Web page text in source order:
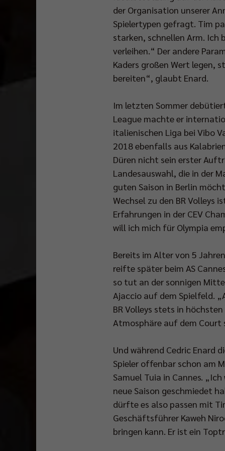
der Organisation unserer
Spielertypen gefragt. Tim
starken, schnellen Arm. Ich
verleihen.“ Der andere
Kaders großen Wert legen,
bereiten“, glaubt Enard.
Im letzten Sommer
League machte er
italienischen Liga bei Vibo
2018 ebenfalls aus
Düren nicht sein erster
Landesauswahl, die in der
guten Saison in Berlin
Wechsel zu den BR Volleys
Erfahrungen in der CEV
will ich mich für Olympia
Bereits im Alter von 5
reifte später beim AS
so tut an der sonnigen
Ajaccio auf dem Spielfeld.
BR Volleys stets in
Atmosphäre auf dem Court
Und während Cedric Enard
Spieler offenbar schon am
Samuel Tuia in Cannes.
neue Saison geschmiedet
dürfte es also passen mit
Geschäftsführer Kaweh
bringen kann. Er ist ein
Pokalfinale